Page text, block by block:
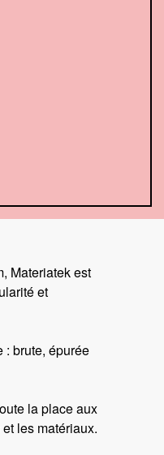
Materiatek est
et
: brute, épurée
la place aux
les matériaux.